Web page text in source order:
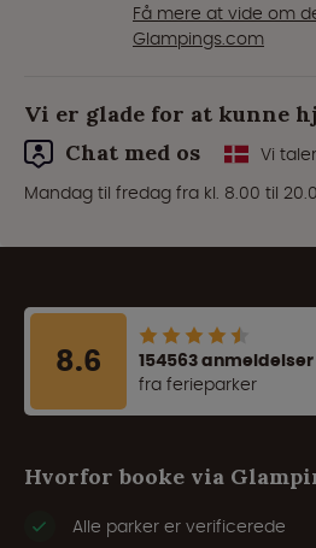
Få mere at vide om
Glampings.com
Vi er glade for at kunne
Chat med os
Vi
Mandag til fredag fra kl. 8.00 til
8.6
154563 anmeldelser
fra ferieparker
Hvorfor booke via
Alle parker er verificerede